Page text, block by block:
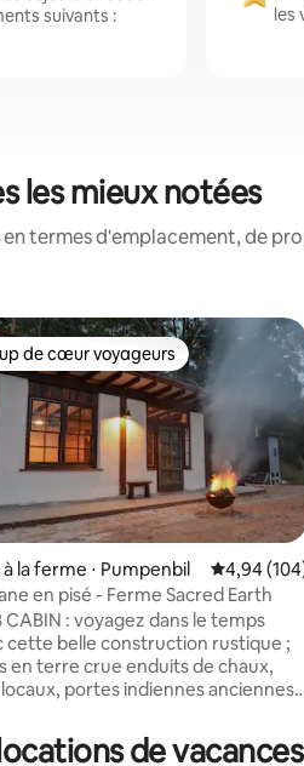
suivants :
les
les mieux notées
termes d'emplacement, de
5sur la base de 464 commentaires
de cœur voyageurs
de cœur voyageurs
la ferme ⋅ Pumpenbil Évaluation
4,94
en pisé - Ferme Sacred Earth
CABIN : voyagez dans le temps
cette belle construction rustique ;
en terre crue enduits de chaux,
locaux, portes indiennes anciennes,
paisible au milieu de la
(c'est-à-dire
de